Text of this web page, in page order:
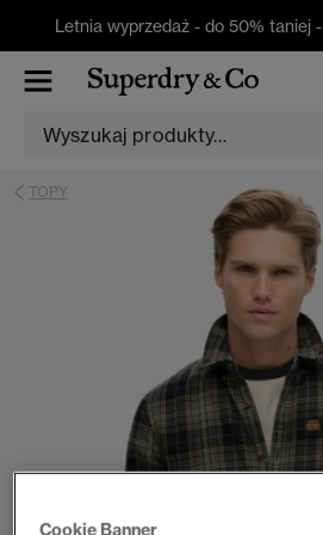
Letnia wyprzedaż - do 50% taniej -
TOPY
Cookie Banner